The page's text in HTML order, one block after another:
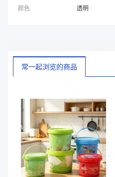
颜色 透明
常一起浏览的商品